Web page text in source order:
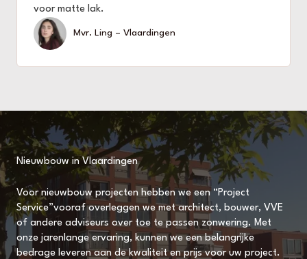
voor matte lak.
Mvr. Ling – Vlaardingen
Nieuwbouw in Vlaardingen
Voor nieuwbouw projecten hebben we een “Project
Service”vooraf overleggen we met architect, bouwer, VVE
of andere adviseurs over toe te passen zonwering. Met
onze jarenlange ervaring, kunnen we een belangrijke
bedrage leveren aan de kwaliteit en prijs voor uw project.